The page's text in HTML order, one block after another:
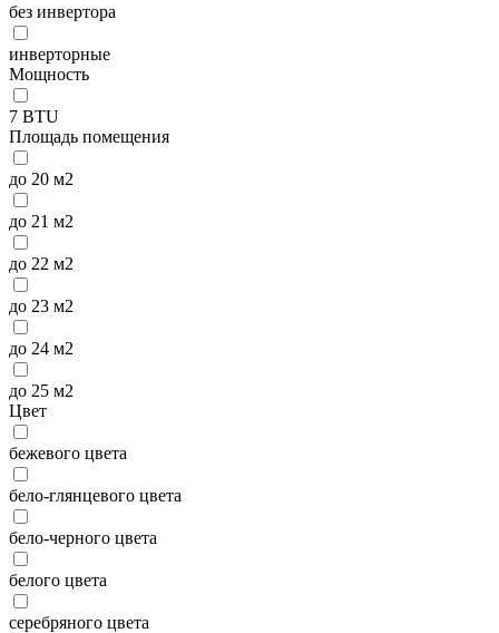
без инвертора
инверторные
Мощность
7 BTU
Площадь помещения
до 20 м2
до 21 м2
до 22 м2
до 23 м2
до 24 м2
до 25 м2
Цвет
бежевого цвета
бело-глянцевого цвета
бело-черного цвета
белого цвета
серебряного цвета